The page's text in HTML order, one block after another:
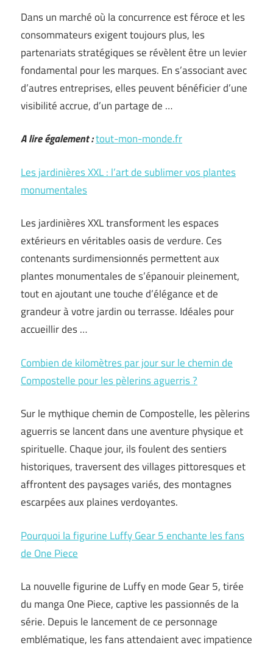
Dans un marché où la concurrence est féroce et les
consommateurs exigent toujours plus, les
partenariats stratégiques se révèlent être un levier
fondamental pour les marques. En s’associant avec
d’autres entreprises, elles peuvent bénéficier d’une
visibilité accrue, d’un partage de …
A lire également :tout-mon-monde.fr
Les jardinières XXL : l’art de sublimer vos plantes
monumentales
Les jardinières XXL transforment les espaces
extérieurs en véritables oasis de verdure. Ces
contenants surdimensionnés permettent aux
plantes monumentales de s’épanouir pleinement,
tout en ajoutant une touche d’élégance et de
grandeur à votre jardin ou terrasse. Idéales pour
accueillir des …
Combien de kilomètres par jour sur le chemin de
Compostelle pour les pèlerins aguerris ?
Sur le mythique chemin de Compostelle, les pèlerins
aguerris se lancent dans une aventure physique et
spirituelle. Chaque jour, ils foulent des sentiers
historiques, traversent des villages pittoresques et
affrontent des paysages variés, des montagnes
escarpées aux plaines verdoyantes.
Pourquoi la figurine Luffy Gear 5 enchante les fans
de One Piece
La nouvelle figurine de Luffy en mode Gear 5, tirée
du manga One Piece, captive les passionnés de la
série. Depuis le lancement de ce personnage
emblématique, les fans attendaient avec impatience